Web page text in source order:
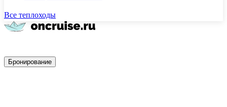
Все теплоходы
Бронирование